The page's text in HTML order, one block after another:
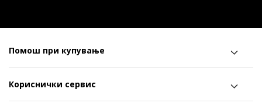
Помош при купување
Кориснички сервис